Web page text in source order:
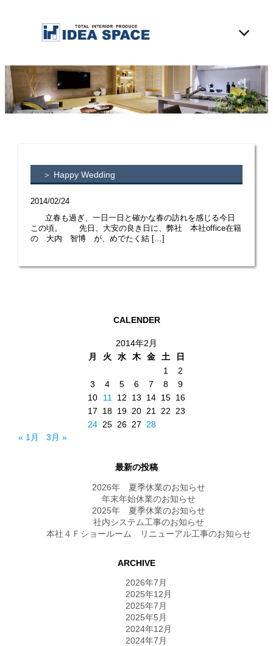
＞ Happy Wedding
2014/02/24
立春も過ぎ、一日一日と確かな春の訪れを感じる今日
この頃。 先日、大安の良き日に、弊社 本社office在籍
の 大内 智博 が、めでたく結 […]
CALENDER
2014年2月
月
火 水 木 金 土
日
1
2
3
4 5 6 7 8
9
10
11 12 13 14 15 16
17
18 19 20 21 22
23
24 25 26 27
28
« 1月
3月 »
最新の投稿
2026年 夏季休業のお知らせ
年末年始休業のお知らせ
2025年 夏季休業のお知らせ
社内システム工事のお知らせ
本社４Ｆショールーム リニューアル工事のお知らせ
ARCHIVE
2026年7月
2025年12月
2025年7月
2025年5月
2024年12月
2024年7月